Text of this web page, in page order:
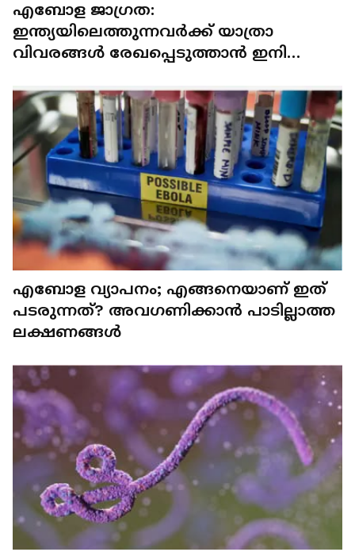
എബോള ജാഗ്രത:
ഇന്ത്യയിലെത്തുന്നവർക്ക് യാത്രാ
വിവരങ്ങൾ രേഖപ്പെടുത്താൻ ഇനി
പേപ്പർ രേഖകൾ ഒഴിവാക്കി
എബോള വ്യാപനം; എങ്ങനെയാണ് ഇത്
പടരുന്നത്? അവഗണിക്കാൻ പാടില്ലാത്ത
ലക്ഷണങ്ങൾ